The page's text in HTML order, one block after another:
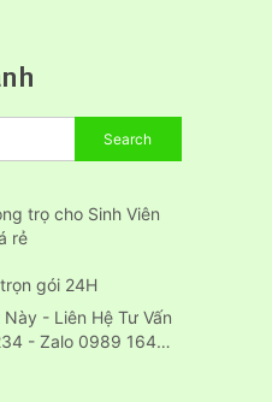
gói 24H
- Liên Hệ Tư Vấn
- Zalo 0989 164…